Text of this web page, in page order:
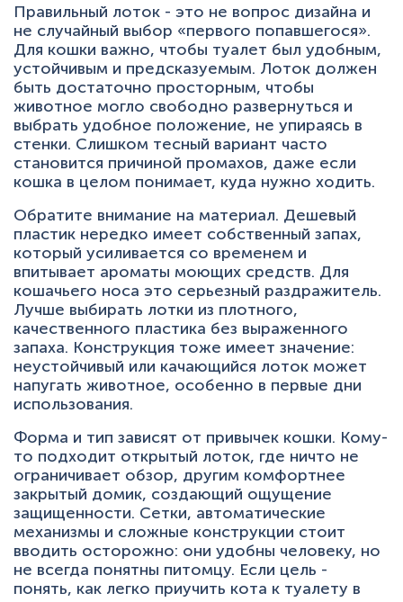
Правильный лоток - это не вопрос дизайна и
не случайный выбор «первого попавшегося».
Для кошки важно, чтобы туалет был удобным,
устойчивым и предсказуемым. Лоток должен
быть достаточно просторным, чтобы
животное могло свободно развернуться и
выбрать удобное положение, не упираясь в
стенки. Слишком тесный вариант часто
становится причиной промахов, даже если
кошка в целом понимает, куда нужно ходить.
Обратите внимание на материал. Дешевый
пластик нередко имеет собственный запах,
который усиливается со временем и
впитывает ароматы моющих средств. Для
кошачьего носа это серьезный раздражитель.
Лучше выбирать лотки из плотного,
качественного пластика без выраженного
запаха. Конструкция тоже имеет значение:
неустойчивый или качающийся лоток может
напугать животное, особенно в первые дни
использования.
Форма и тип зависят от привычек кошки. Кому-
то подходит открытый лоток, где ничто не
ограничивает обзор, другим комфортнее
закрытый домик, создающий ощущение
защищенности. Сетки, автоматические
механизмы и сложные конструкции стоит
вводить осторожно: они удобны человеку, но
не всегда понятны питомцу. Если цель -
понять, как легко приучить кота к туалету в